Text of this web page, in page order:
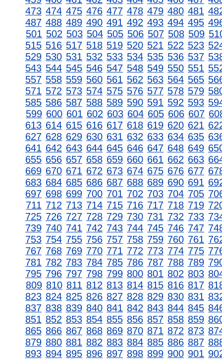
473 474 475 476 477 478 479 480 481
487 488 489 490 491 492 493 494 495
501 502 503 504 505 506 507 508 509
515 516 517 518 519 520 521 522 523
529 530 531 532 533 534 535 536 537
543 544 545 546 547 548 549 550 551
557 558 559 560 561 562 563 564 565
571 572 573 574 575 576 577 578 579
585 586 587 588 589 590 591 592 593
599 600 601 602 603 604 605 606 607
613 614 615 616 617 618 619 620 621
627 628 629 630 631 632 633 634 635
641 642 643 644 645 646 647 648 649
655 656 657 658 659 660 661 662 663
669 670 671 672 673 674 675 676 677
683 684 685 686 687 688 689 690 691
697 698 699 700 701 702 703 704 705
711 712 713 714 715 716 717 718 719
725 726 727 728 729 730 731 732 733
739 740 741 742 743 744 745 746 747
753 754 755 756 757 758 759 760 761
767 768 769 770 771 772 773 774 775
781 782 783 784 785 786 787 788 789
795 796 797 798 799 800 801 802 803
809 810 811 812 813 814 815 816 817
823 824 825 826 827 828 829 830 831
837 838 839 840 841 842 843 844 845
851 852 853 854 855 856 857 858 859
865 866 867 868 869 870 871 872 873
879 880 881 882 883 884 885 886 887
893 894 895 896 897 898 899 900 901